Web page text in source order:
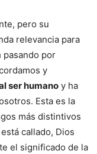
pero su
relevancia para
pasando por
y
ser humano y ha
Esta es la
más distintivos
callado, Dios
el significado de la